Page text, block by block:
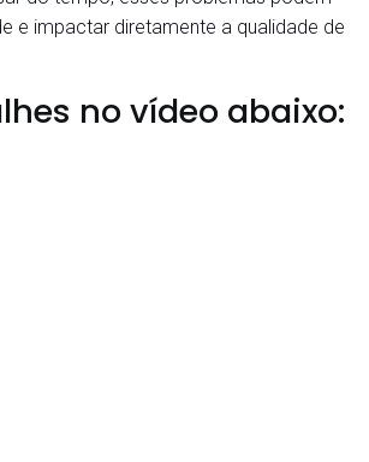
e impactar diretamente a qualidade de
no vídeo abaixo: